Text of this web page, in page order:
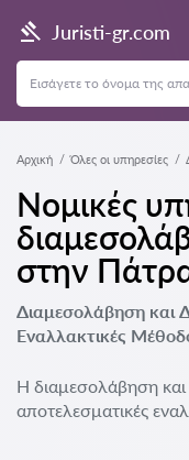
Juristi-gr.com
Αρχική Όλες οι υπηρεσίες
Νομικές
στην
Διαμεσολάβηση και
Εναλλακτικές
Η διαμεσολάβηση και
αποτελεσματικές